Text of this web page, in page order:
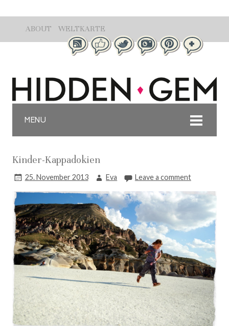
ABOUT WELTKARTE
MENU
Kinder-Kappadokien
25. November 2013 Eva Leave a comment